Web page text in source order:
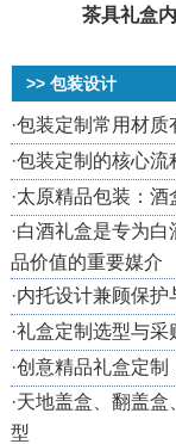
茶具礼盒
>> 包装设计
·包装定制常用材质
·包装定制的核心流
·太原精品包装：
·白酒礼盒是专为
品价值的重要媒介
·内托设计兼顾保
·礼盒定制选型与采
·创意精品礼盒定制
·天地盖盒、翻盖盒
型